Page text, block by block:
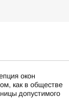
окон
как в обществе
допустимого